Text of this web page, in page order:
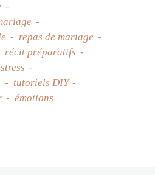
repas de mariage
récit préparatifs
stress
tutoriels DIY
émotions